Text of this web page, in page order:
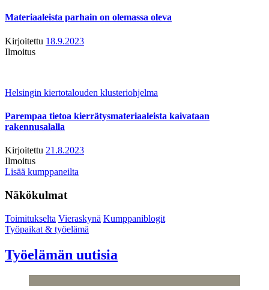
Materiaaleista parhain on olemassa oleva
Kirjoitettu 18.9.2023
Ilmoitus
Helsingin kiertotalouden klusteriohjelma
Parempaa tietoa kierrätysmateriaaleista kaivataan
rakennusalalla
Kirjoitettu 21.8.2023
Ilmoitus
Lisää kumppaneilta
Näkökulmat
Toimitukselta Vieraskynä Kumppaniblogit
Työpaikat & työelämä
Työelämän uutisia